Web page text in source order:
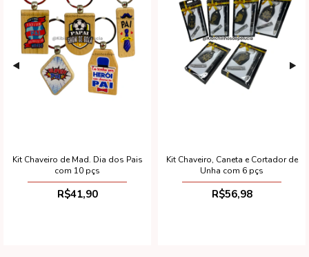
Kit Chaveiro de Mad. Dia dos Pais
com 10 pçs
R$41,90
Kit Chaveiro, Caneta e Cortador de
Unha com 6 pçs
R$56,98